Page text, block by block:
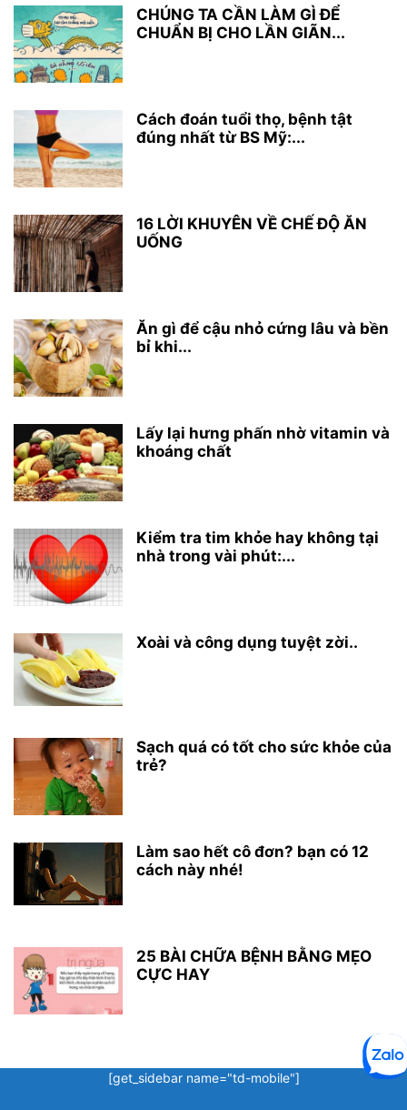
CHÚNG TA CẦN LÀM GÌ ĐỂ
CHUẨN BỊ CHO LẦN GIÃN...
Cách đoán tuổi thọ, bệnh tật
đúng nhất từ BS Mỹ:...
16 LỜI KHUYÊN VỀ CHẾ ĐỘ ĂN
UỐNG
Ăn gì để cậu nhỏ cứng lâu và bền
bỉ khi...
Lấy lại hưng phấn nhờ vitamin và
khoáng chất
Kiểm tra tim khỏe hay không tại
nhà trong vài phút:...
Xoài và công dụng tuyệt zời..
Sạch quá có tốt cho sức khỏe của
trẻ?
Làm sao hết cô đơn? bạn có 12
cách này nhé!
25 BÀI CHỮA BỆNH BẰNG MẸO
CỰC HAY
[get_sidebar name="td-mobile"]